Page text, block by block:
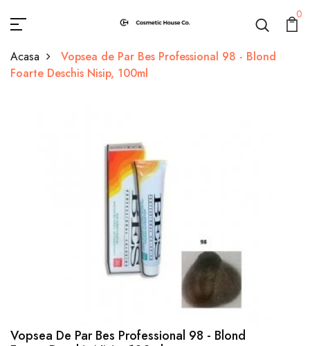
0
Acasa
Vopsea de Par Bes Professional 98 - Blond
Foarte Deschis Nisip, 100ml
Vopsea De Par Bes Professional 98 - Blond